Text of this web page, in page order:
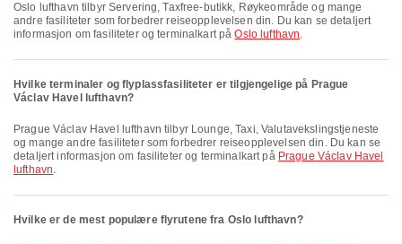
Oslo lufthavn tilbyr Servering, Taxfree-butikk, Røykeområde og mange
andre fasiliteter som forbedrer reiseopplevelsen din. Du kan se detaljert
informasjon om fasiliteter og terminalkart påOslo lufthavn.
Hvilke terminaler og flyplassfasiliteter er tilgjengelige på Prague
Václav Havel lufthavn?
Prague Václav Havel lufthavn tilbyr Lounge, Taxi, Valutavekslingstjeneste
og mange andre fasiliteter som forbedrer reiseopplevelsen din. Du kan se
detaljert informasjon om fasiliteter og terminalkart på Prague Václav Havel
lufthavn.
Hvilke er de mest populære flyrutene fra Oslo lufthavn?